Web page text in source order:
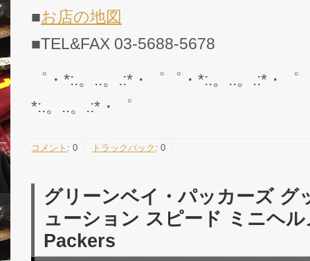
■お店の地図
■TEL&FAX 03-5688-5678
゜・*:.。..。.:*・゜゜・*:.。..。.:*・
*:.。..。.:*・゜
コメント : 0 トラックバック : 0
グリーンベイ・パッカーズ グ
ューション スピード ミニヘ
Packers